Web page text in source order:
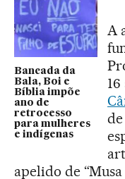
Bancada da
Bala, Boi e
Bíblia impõe
ano de
retrocesso
para mulheres
e indígenas
A
apelido de